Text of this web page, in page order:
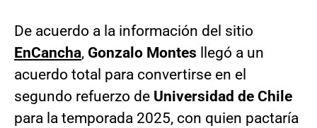
De acuerdo a la información del sitio
EnCancha, Gonzalo Montes llegó a un
acuerdo total para convertirse en el
segundo refuerzo de Universidad de Chile
para la temporada 2025, con quien pactaría